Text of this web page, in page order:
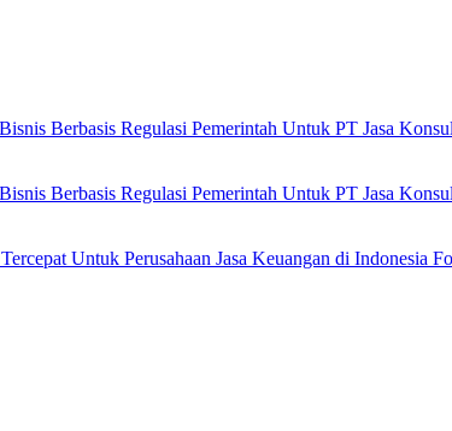
Berbasis Regulasi Pemerintah Untuk PT Jasa
Berbasis Regulasi Pemerintah Untuk PT Jasa
Untuk Perusahaan Jasa Keuangan di Indonesia